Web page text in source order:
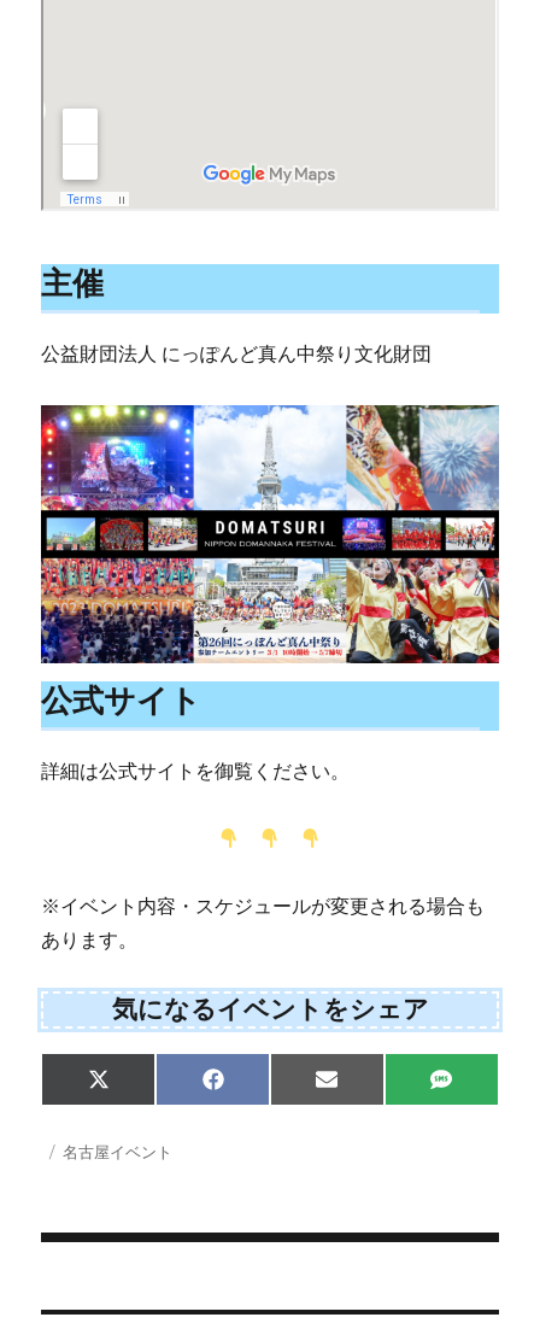
主催
公益財団法人 にっぽんど真ん中祭り文化財団
公式サイト
詳細は公式サイトを御覧ください。
※イベント内容・スケジュールが変更される場合も
あります。
気になるイベントをシェア
Share
on
X
(
w
i
r
Share
on
F
a
Share
on
E
m
Share
on
S
M
投 カ
名古屋イベント
稿